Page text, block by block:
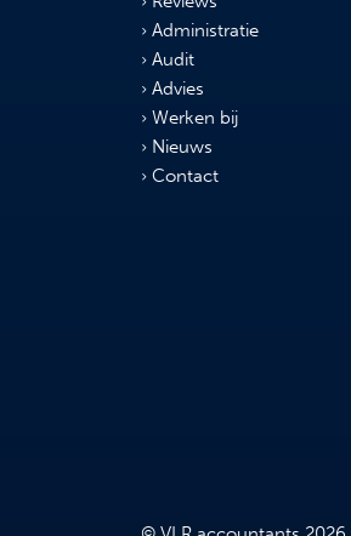
Administratie
Audit
Advies
Werken bij
Nieuws
Contact